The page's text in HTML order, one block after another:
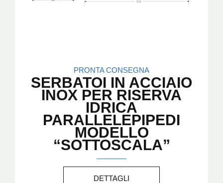
PRONTA CONSEGNA
SERBATOI IN ACCIAIO
INOX PER RISERVA
IDRICA
PARALLELEPIPEDI
MODELLO
“SOTTOSCALA”
DETTAGLI